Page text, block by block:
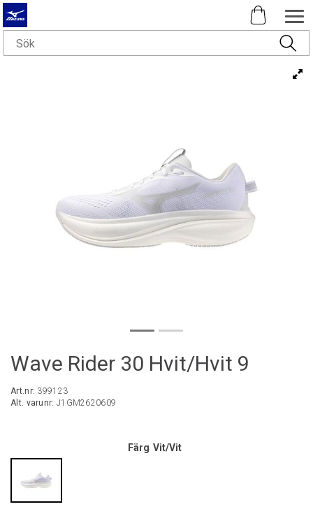
Wave Rider 30 Hvit/Hvit 9
Art.nr: 399123
Alt. varunr: J1GM2620609
Färg Vit/Vit